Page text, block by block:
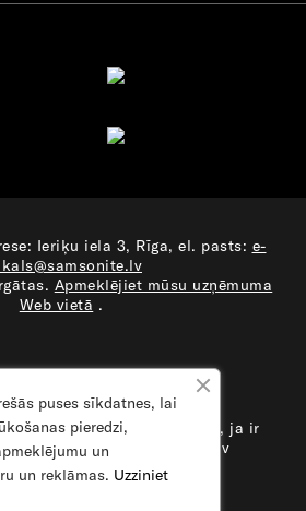
Ieriķu iela 3, Rīga, el. pasts: e-
Apmeklējiet mūsu uzņēmuma
Web vietā .
partnerus, ja ir
e-veikals@samsonite.lv
puses sīkdatnes, lai
pieredzi,
un
un reklāmas. Uzziniet